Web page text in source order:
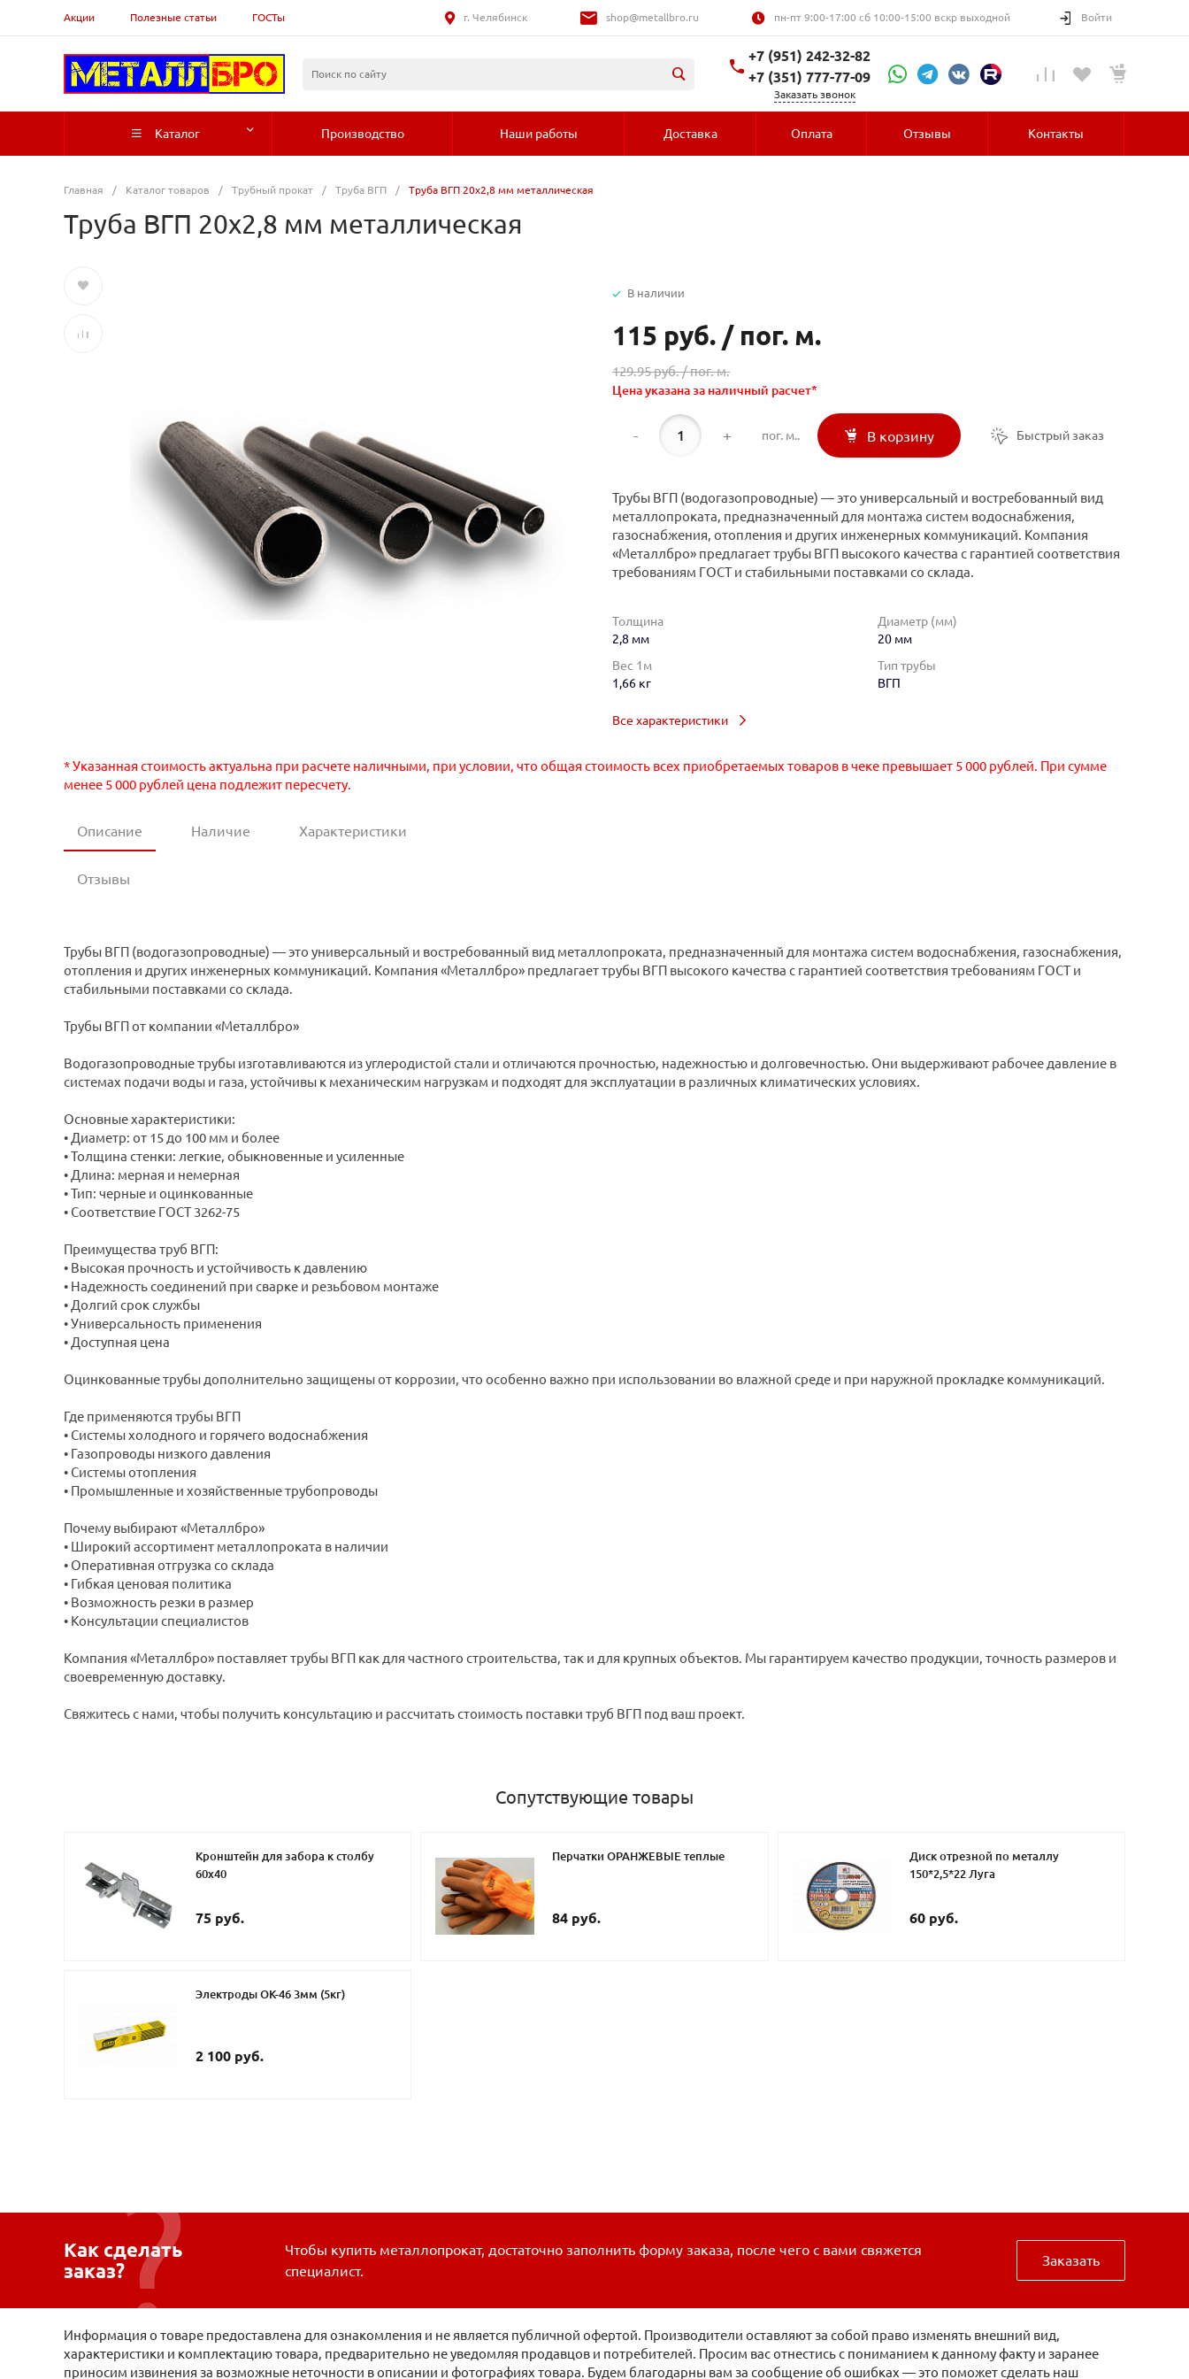
Акции Полезные статьи ГОСТы г. Челябинск shop@metallbro.ru пн-пт 9:00-17:00 сб 10:00-15:00 вскр выходной Войти
+7 (951) 242-32-82
+7 (351) 777-77-09
Заказать звонок
Каталог Производство Наши работы Доставка Оплата Отзывы Контакты
Главная / Каталог товаров / Трубный прокат / Труба ВГП / Труба ВГП 20х2,8 мм металлическая
Труба ВГП 20х2,8 мм металлическая
В наличии
115 руб. / пог. м.
129.95 руб. /пог. м.
Цена указана за наличный расчет*
- + пог. м.. В корзину Быстрый заказ
Трубы ВГП (водогазопроводные) — это универсальный и востребованный вид
металлопроката, предназначенный для монтажа систем водоснабжения,
газоснабжения, отопления и других инженерных коммуникаций. Компания
«Металлбро» предлагает трубы ВГП высокого качества с гарантией соответствия
требованиям ГОСТ и стабильными поставками со склада.
Толщина
2,8 мм
Диаметр (мм)
20 мм
Вес 1м
1,66 кг
Тип трубы
ВГП
Все характеристики
* Указанная стоимость актуальна при расчете наличными, при условии, что общая стоимость всех приобретаемых товаров в чеке превышает 5 000 рублей. При сумме
менее 5 000 рублей цена подлежит пересчету.
Описание Наличие Характеристики
Отзывы
Трубы ВГП (водогазопроводные) — это универсальный и востребованный вид металлопроката, предназначенный для монтажа систем водоснабжения, газоснабжения,
отопления и других инженерных коммуникаций. Компания «Металлбро» предлагает трубы ВГП высокого качества с гарантией соответствия требованиям ГОСТ и
стабильными поставками со склада.
Трубы ВГП от компании «Металлбро»
Водогазопроводные трубы изготавливаются из углеродистой стали и отличаются прочностью, надежностью и долговечностью. Они выдерживают рабочее давление в
системах подачи воды и газа, устойчивы к механическим нагрузкам и подходят для эксплуатации в различных климатических условиях.
Основные характеристики:
• Диаметр: от 15 до 100 мм и более
• Толщина стенки: легкие, обыкновенные и усиленные
• Длина: мерная и немерная
• Тип: черные и оцинкованные
• Соответствие ГОСТ 3262-75
Преимущества труб ВГП:
• Высокая прочность и устойчивость к давлению
• Надежность соединений при сварке и резьбовом монтаже
• Долгий срок службы
• Универсальность применения
• Доступная цена
Оцинкованные трубы дополнительно защищены от коррозии, что особенно важно при использовании во влажной среде и при наружной прокладке коммуникаций.
Где применяются трубы ВГП
• Системы холодного и горячего водоснабжения
• Газопроводы низкого давления
• Системы отопления
• Промышленные и хозяйственные трубопроводы
Почему выбирают «Металлбро»
• Широкий ассортимент металлопроката в наличии
• Оперативная отгрузка со склада
• Гибкая ценовая политика
• Возможность резки в размер
• Консультации специалистов
Компания «Металлбро» поставляет трубы ВГП как для частного строительства, так и для крупных объектов. Мы гарантируем качество продукции, точность размеров и
своевременную доставку.
Свяжитесь с нами, чтобы получить консультацию и рассчитать стоимость поставки труб ВГП под ваш проект.
Сопутствующие товары
Кронштейн для забора к столбу
60х40
75 руб.
Перчатки ОРАНЖЕВЫЕ теплые
84 руб.
Диск отрезной по металлу
150*2,5*22 Луга
60 руб.
Электроды ОК-46 3мм (5кг)
2 100 руб.
Как сделать
заказ?
Чтобы купить металлопрокат, достаточно заполнить форму заказа, после чего с вами свяжется
специалист.
Заказать
Информация о товаре предоставлена для ознакомления и не является публичной офертой. Производители оставляют за собой право изменять внешний вид,
характеристики и комплектацию товара, предварительно не уведомляя продавцов и потребителей. Просим вас отнестись с пониманием к данному факту и заранее
приносим извинения за возможные неточности в описании и фотографиях товара. Будем благодарны вам за сообщение об ошибках — это поможет сделать наш